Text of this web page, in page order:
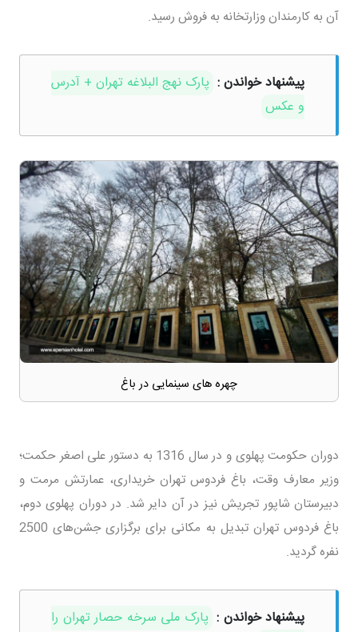
آن به کارمندان وزارتخانه به فروش رسید.
پیشنهاد خواندن : پارک نهج البلاغه تهران + آدرس
و عکس
چهره های سینمایی در باغ
دوران حکومت پهلوی و در سال 1316 به دستور علی اصغر حکمت؛
وزیر معارف وقت، باغ فردوس تهران خریداری، عمارتش مرمت و
دبیرستان شاپور تجریش نیز در آن دایر شد. در دوران پهلوی دوم،
باغ فردوس تهران تبدیل به مکانی برای برگزاری جشن‌های 2500
نفره گردید.
پیشنهاد خواندن : پارک ملی سرخه حصار تهران را